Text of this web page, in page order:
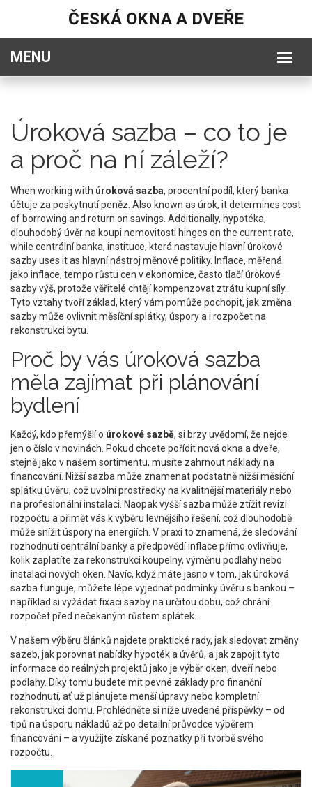
ČESKÁ OKNA A DVEŘE
Úroková sazba – co to je
a proč na ní záleží?
When working with úroková sazba, procentní podíl, který banka
účtuje za poskytnutí peněz . Also known as úrok, it determines cost
of borrowing and return on savings. Additionally, hypotéka,
dlouhodobý úvěr na koupi nemovitosti hinges on the current rate,
while centrální banka, instituce, která nastavuje hlavní úrokové
sazbyuses it as hlavní nástroj měnové politiky. Inflace, měřená
jako inflace, tempo růstu cen v ekonomice, často tlačí úrokové
sazby výš, protože věřitelé chtějí kompenzovat ztrátu kupní síly.
Tyto vztahy tvoří základ, který vám pomůže pochopit, jak změna
sazby může ovlivnit měsíční splátky, úspory a i rozpočet na
rekonstrukci bytu.
Proč by vás úroková sazba
měla zajímat při plánování
bydlení
Každý, kdo přemýšlí o úrokové sazbě, si brzy uvědomí, že nejde
jen o číslo v novinách. Pokud chcete pořídit nová okna a dveře,
stejně jako v našem sortimentu, musíte zahrnout náklady na
financování. Nižší sazba může znamenat podstatně nižší měsíční
splátku úvěru, což uvolní prostředky na kvalitnější materiály nebo
na profesionální instalaci. Naopak vyšší sazba může ztížit revizi
rozpočtu a přimět vás k výběru levnějšího řešení, což dlouhodobě
může snížit úspory na energiích. V praxi to znamená, že sledování
rozhodnutí centrální banky a předpovědí inflace přímo ovlivňuje,
kolik zaplatíte za rekonstrukci koupelny, výměnu podlahy nebo
instalaci nových oken. Navíc, když máte jasno v tom, jak úroková
sazba funguje, můžete lépe vyjednat podmínky úvěru s bankou –
například si vyžádat fixaci sazby na určitou dobu, což chrání
rozpočet před nečekaným růstem splátek.
V našem výběru článků najdete praktické rady, jak sledovat změny
sazeb, jak porovnat nabídky hypoték a úvěrů, a jak zapojit tyto
informace do reálných projektů jako je výběr oken, dveří nebo
podlahy. Díky tomu budete mít pevné základy pro finanční
rozhodnutí, ať už plánujete menší úpravy nebo kompletní
rekonstrukci domu. Prohlédněte si níže uvedené příspěvky – od
tipů na úsporu nákladů až po detailní průvodce výběrem
financování – a využijte získané poznatky při tvorbě svého
rozpočtu.